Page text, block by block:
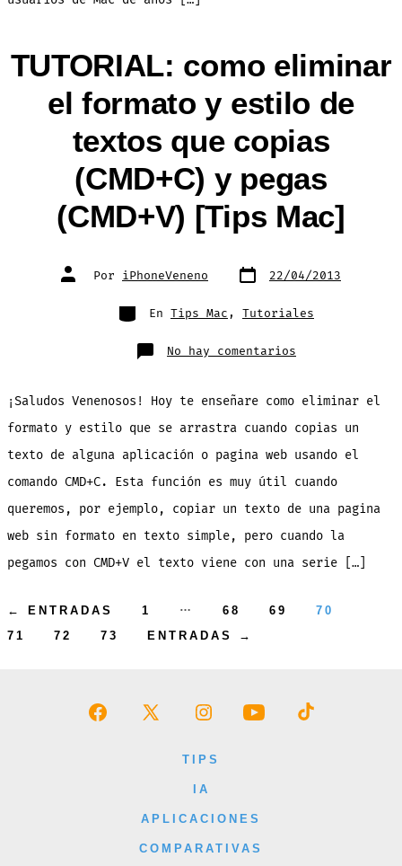
TUTORIAL: como eliminar
el formato y estilo de
textos que copias
(CMD+C) y pegas
(CMD+V) [Tips Mac]
Autor
de Por iPhoneVeneno Fecha
de 22/04/2013
Categorías
En Tips Mac , Tutoriales
No hay comentarios
TUTORIAL:
el
formato
estilo
de
textos
que
(CMD+C)
y
(CMD+V)
Mac]
¡Saludos Venenosos! Hoy te enseñare como eliminar el
formato y estilo que se arrastra cuando copias un
texto de alguna aplicación o pagina web usando el
comando CMD+C. Esta función es muy útil cuando
queremos, por ejemplo, copiar un texto de una pagina
web sin formato en texto simple, pero cuando la
pegamos con CMD+V el texto viene con una serie […]
Paginación
← ENTRADAS 1 … 68 69
70
71
72 73 ENTRADAS →
Abrir
Abrir
Abrir
Instagram
Abrir
Abrir
TIPS
IA
APLICACIONES
COMPARATIVAS